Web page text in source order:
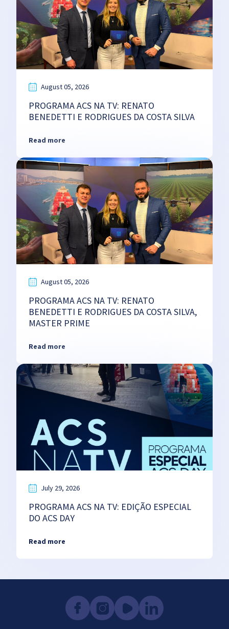
August 05, 2026
PROGRAMA ACS NA TV: RENATO
BENEDETTI E RODRIGUES DA COSTA SILVA
Read more
August 05, 2026
PROGRAMA ACS NA TV: RENATO
BENEDETTI E RODRIGUES DA COSTA SILVA,
MASTER PRIME
Read more
July 29, 2026
PROGRAMA ACS NA TV: EDIÇÃO ESPECIAL
DO ACS DAY
Read more